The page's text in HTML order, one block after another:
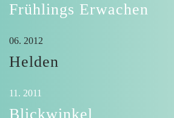
Frühlings Erwachen
06. 2012
Helden
11. 2011
Blickwinkel